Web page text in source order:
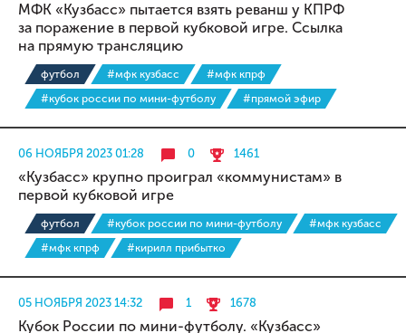
МФК «Кузбасс» пытается взять реванш у КПРФ
за поражение в первой кубковой игре. Ссылка
на прямую трансляцию
футбол #мфк кузбасс
#мфк кпрф
#кубок россии по мини-футболу
#прямой эфир
06 НОЯБРЯ 2023 01:28 0 1461
«Кузбасс» крупно проиграл «коммунистам» в
первой кубковой игре
футбол #кубок россии по мини-футболу
#мфк кузбасс
#мфк кпрф
#кирилл прибытко
05 НОЯБРЯ 2023 14:32 1 1678
Кубок России по мини-футболу. «Кузбасс»